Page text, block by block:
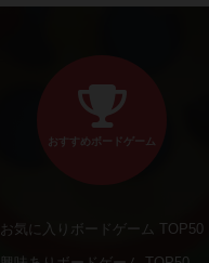
おすすめボードゲーム
お気に入りボードゲーム TOP50